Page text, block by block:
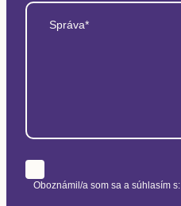
Správa*
Oboznámil/a som sa a súhlasím s: